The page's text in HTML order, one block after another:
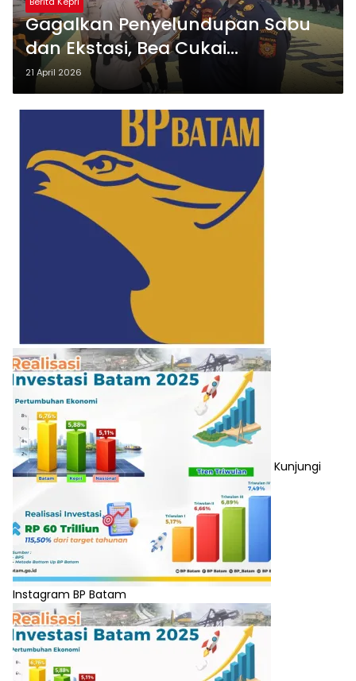
Gagalkan Penyelundupan Sabu
dan Ekstasi, Bea Cukai
Tanjungpinang Diganjar Apresiasi
Kapolresta
21 April 2026
Kunjungi
Instagram BP Batam